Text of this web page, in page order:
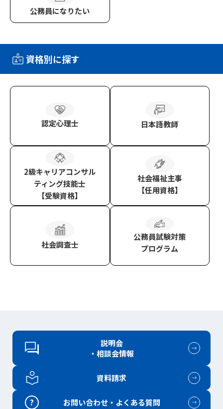
公務員になりたい
資格別に探す
認定心理士 日本語教師
2級キャリアコンサル
ティング技能士
【受験資格】
社会福祉主事
【任用資格】
社会調査士
公務員試験対策
プログラム
説明会
・相談会情報
資料請求
? お問い合わせ・よくある質問